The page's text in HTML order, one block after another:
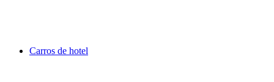
Carros de hotel